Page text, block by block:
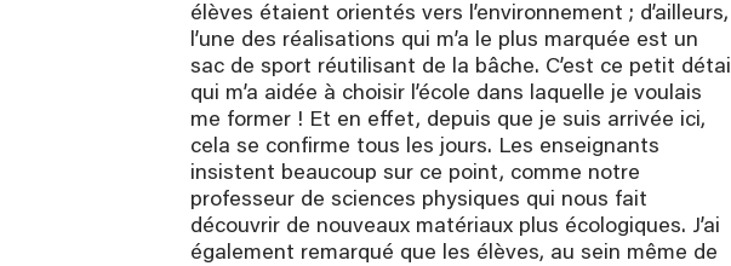
élèves étaient orientés vers l’environnement ; d’ailleurs,
l’une des réalisations qui m’a le plus marquée est un
sac de sport réutilisant de la bâche. C’est ce petit détail
qui m’a aidée à choisir l’école dans laquelle je voulais
me former ! Et en effet, depuis que je suis arrivée ici,
cela se confirme tous les jours. Les enseignants
insistent beaucoup sur ce point, comme notre
professeur de sciences physiques qui nous fait
découvrir de nouveaux matériaux plus écologiques. J’ai
également remarqué que les élèves, au sein même de